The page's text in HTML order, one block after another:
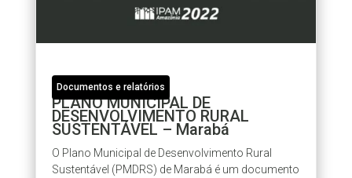
Documentos e relatórios
PLANO MUNICIPAL DE
DESENVOLVIMENTO RURAL
SUSTENTÁVEL – Marabá
O Plano Municipal de Desenvolvimento Rural
Sustentável (PMDRS) de Marabá é um documento